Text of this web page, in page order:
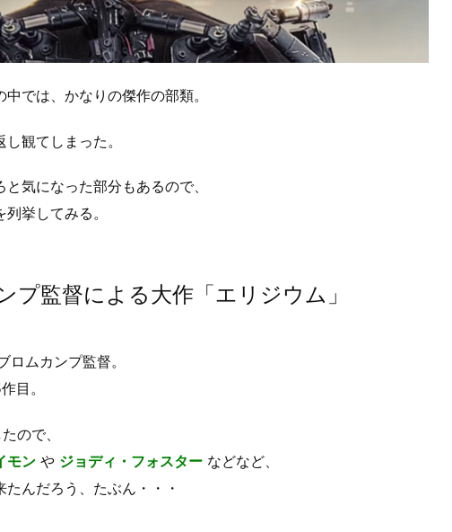
では、かなりの傑作の部類。
観てしまった。
気になった部分もあるので、
挙してみる。
プ監督による大作「エリジウム」
ムカンプ監督。
目。
ので、
モン や ジョディ・フォスター などなど、
んだろう、たぶん・・・